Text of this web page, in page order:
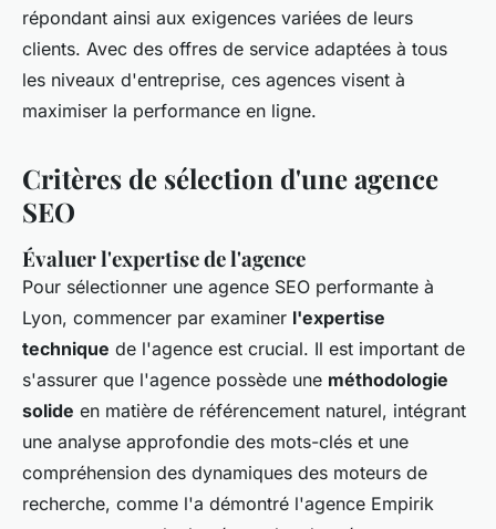
répondant ainsi aux exigences variées de leurs
clients. Avec des offres de service adaptées à tous
les niveaux d'entreprise, ces agences visent à
maximiser la performance en ligne.
Critères de sélection d'une agence
SEO
Évaluer l'expertise de l'agence
Pour sélectionner une agence SEO performante à
Lyon, commencer par examiner l'expertise
technique de l'agence est crucial. Il est important de
s'assurer que l'agence possède une méthodologie
solide en matière de référencement naturel, intégrant
une analyse approfondie des mots-clés et une
compréhension des dynamiques des moteurs de
recherche, comme l'a démontré l'agence Empirik